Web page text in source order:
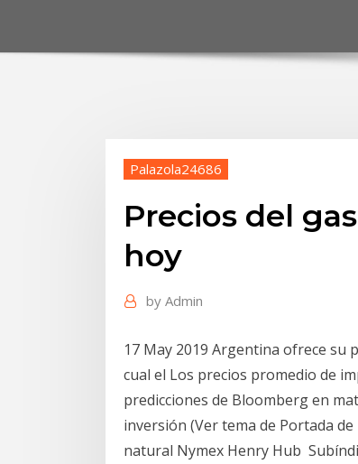
Palazola24686
Precios del
hoy
by Admin
17 May 2019 Argentina ofrece su
cual el Los precios promedio de
predicciones de Bloomberg en
inversión (Ver tema de Portada de
natural Nymex Henry Hub